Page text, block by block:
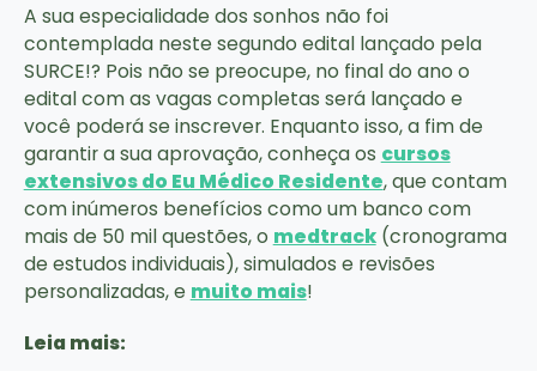
A sua especialidade dos sonhos não foi
contemplada neste segundo edital lançado pela
SURCE!? Pois não se preocupe, no final do ano o
edital com as vagas completas será lançado e
você poderá se inscrever. Enquanto isso, a fim de
garantir a sua aprovação, conheça os cursos
extensivos do Eu Médico Residente, que contam
com inúmeros benefícios como um banco com
mais de 50 mil questões, o medtrack(cronograma
de estudos individuais), simulados e revisões
personalizadas, e muito mais!
Leia mais: